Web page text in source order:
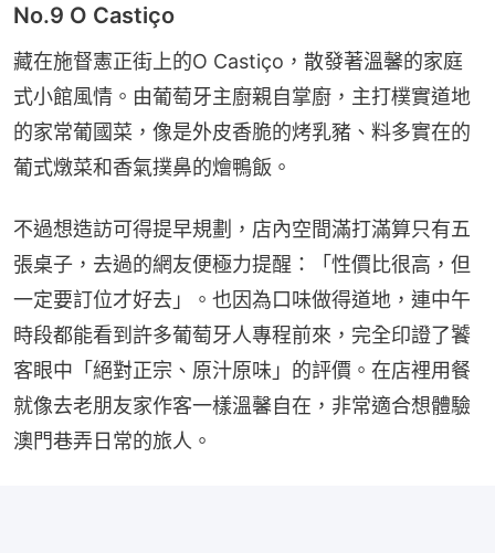
No.9 O Castiço
藏在施督憲正街上的O Castiço，散發著溫馨的家庭
式小館風情。由葡萄牙主廚親自掌廚，主打樸實道地
的家常葡國菜，像是外皮香脆的烤乳豬、料多實在的
葡式燉菜和香氣撲鼻的燴鴨飯。
不過想造訪可得提早規劃，店內空間滿打滿算只有五
張桌子，去過的網友便極力提醒：「性價比很高，但
一定要訂位才好去」。也因為口味做得道地，連中午
時段都能看到許多葡萄牙人專程前來，完全印證了饕
客眼中「絕對正宗、原汁原味」的評價。在店裡用餐
就像去老朋友家作客一樣溫馨自在，非常適合想體驗
澳門巷弄日常的旅人。